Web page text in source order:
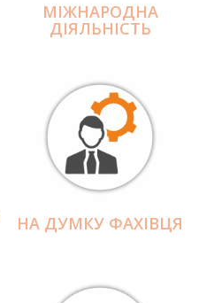
МІЖНАРОДНА
ДІЯЛЬНІCТЬ
НА ДУМКУ ФАХІВЦЯ